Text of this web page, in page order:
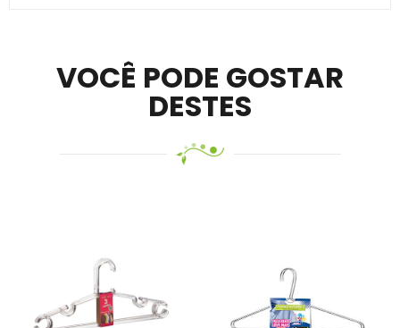
VOCÊ PODE GOSTAR
DESTES